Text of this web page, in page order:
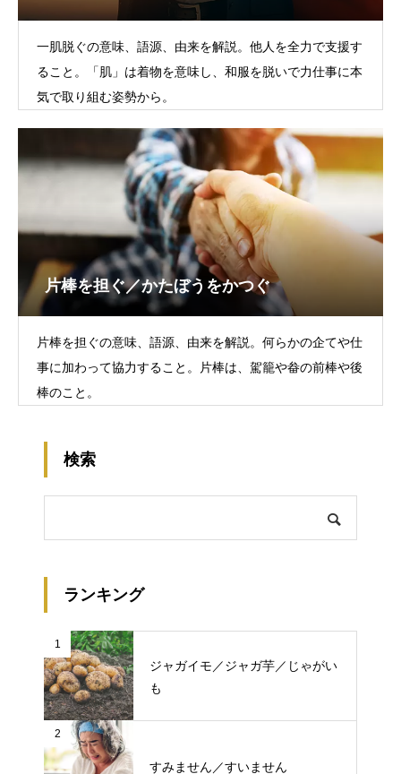
一肌脱ぐの意味、語源、由来を解説。他人を全力で支援す
ること。「肌」は着物を意味し、和服を脱いで力仕事に本
気で取り組む姿勢から。
片棒を担ぐ／かたぼうをかつぐ
片棒を担ぐの意味、語源、由来を解説。何らかの企てや仕
事に加わって協力すること。片棒は、駕籠や畚の前棒や後
棒のこと。
検索
ランキング
1
ジャガイモ／ジャガ芋／じゃがい
も
2
すみません／すいません